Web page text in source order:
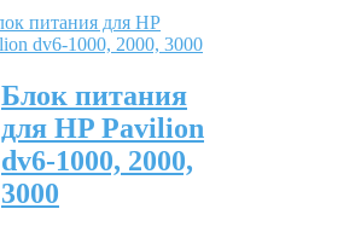
Блок питания
для HP Pavilion
dv6-1000, 2000,
3000